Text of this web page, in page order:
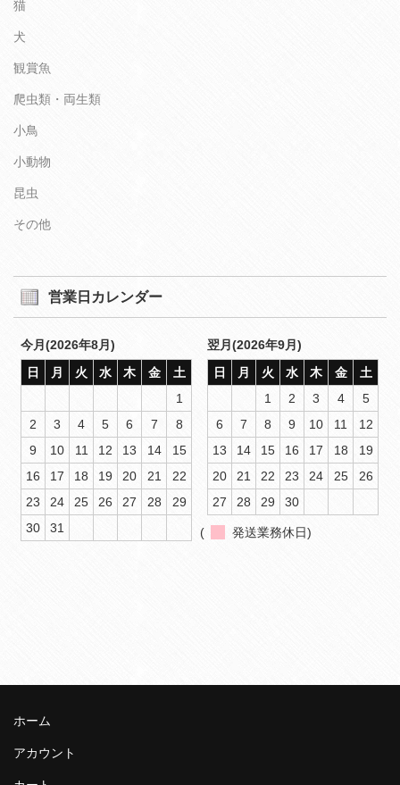
猫
犬
観賞魚
爬虫類・両生類
小鳥
小動物
昆虫
その他
営業日カレンダー
今月(2026年8月)
日
月 火 水 木 金
土
1
2
3 4 5 6 7
8
9
10 11 12 13 14
15
16
17 18 19 20 21
22
23
24 25 26 27 28
29
30
31
翌月(2026年9月)
日
月 火 水 木 金
土
1
2 3 4
5
6
7 8 9 10 11
12
13
14 15 16 17 18
19
20
21 22 23 24 25
26
27
28 29 30
( 発送業務休日)
ホーム
アカウント